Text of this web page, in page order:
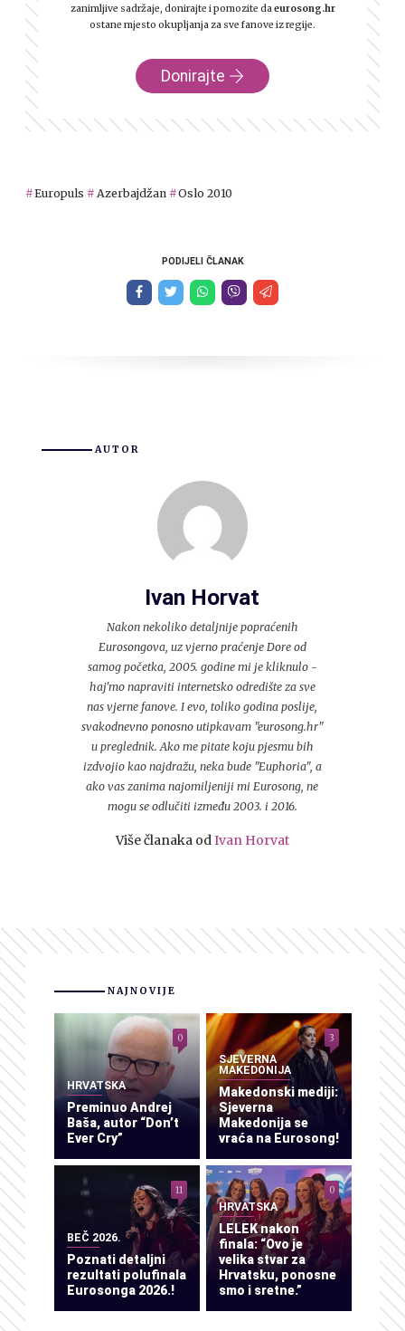
zanimljive sadržaje, donirajte i pomozite daeurosong.hr
ostane mjesto okupljanja za sve fanove iz regije.
Donirajte
Europuls Azerbajdžan Oslo 2010
PODIJELI ČLANAK
AUTOR
Ivan Horvat
Nakon nekoliko detaljnije popraćenih
Eurosongova, uz vjerno praćenje Dore od
samog početka, 2005. godine mi je kliknulo -
haj'mo napraviti internetsko odredište za sve
nas vjerne fanove. I evo, toliko godina poslije,
svakodnevno ponosno utipkavam "eurosong.hr"
u preglednik. Ako me pitate koju pjesmu bih
izdvojio kao najdražu, neka bude "Euphoria", a
ako vas zanima najomiljeniji mi Eurosong, ne
mogu se odlučiti između 2003. i 2016.
Više članaka odIvan Horvat
NAJNOVIJE
HRVATSKA
Preminuo Andrej
Baša, autor “Don’t
Ever Cry”
0
SJEVERNA
MAKEDONIJA
Makedonski mediji:
Sjeverna
Makedonija se
vraća na Eurosong!
3
BEČ 2026.
Poznati detaljni
rezultati polufinala
Eurosonga 2026.!
11
HRVATSKA
LELEK nakon
finala: “Ovo je
velika stvar za
Hrvatsku, ponosne
smo i sretne.”
0